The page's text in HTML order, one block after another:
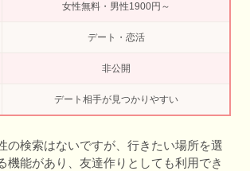
女性無料・男性1900円～
デート・恋活
非公開
デート相手が見つかりやすい
の検索はないですが、行きたい場所を選
機能があり、友達作りとしても利用でき